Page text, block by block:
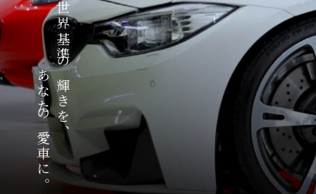
世界基準の輝きを、
あなたの愛車に。